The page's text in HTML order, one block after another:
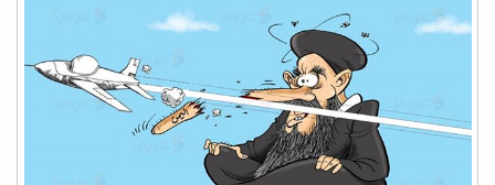
مواقع تمركزهم ودكها بما فيها , وحدها من تطفئ حرقة
قلوبنا جميعاً على المجازر البشعه التي ترتكبها مليشيا
‫#‏الحوثي‬ و ‫#‏المخلوع‬ بحق المدنيين من ابناء المدينة !
شكراً دول التحالف .. ‫#‏شكراً_سلمان‬ …ومزيداً من
الضربات الموجعة على أوكار الغزاة قتلة الأبرياء من
النساء والاطفال في مدينة تعز